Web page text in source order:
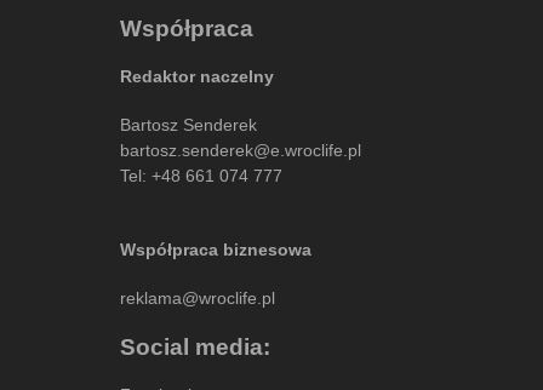
Współpraca
Redaktor naczelny
Bartosz Senderek
bartosz.senderek@e.wroclife.pl
Tel: +48 661 074 777
Współpraca biznesowa
reklama@wroclife.pl
Social media: